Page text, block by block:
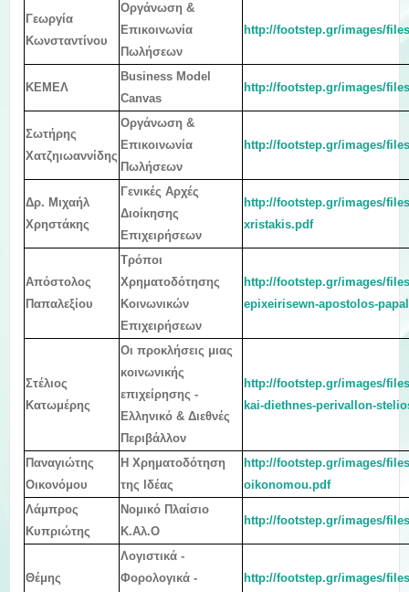
Γεωργία
Κωνσταντίνου
Οργάνωση &
Επικοινωνία
Πωλήσεων
http://footstep.gr/images/
ΚΕΜΕΛ
Business Model
Canvas
http://footstep.gr/images/
Σωτήρης
Χατζηιωαννίδης
Οργάνωση &
Επικοινωνία
Πωλήσεων
http://footstep.gr/images/
Δρ. Μιχαήλ
Χρηστάκης
Γενικές Αρχές
Διοίκησης
Επιχειρήσεων
http://footstep.gr/images/
xristakis.pdf
Απόστολος
Παπαλεξίου
Τρόποι
Χρηματοδότησης
Κοινωνικών
Επιχειρήσεων
http://footstep.gr/images/
epixeirisewn-apostolos-
Στέλιος
Κατωμέρης
Οι προκλήσεις μιας
κοινωνικής
επιχείρησης -
Ελληνικό & Διεθνές
Περιβάλλον
http://footstep.gr/images/
kai-diethnes-perivallon-
Παναγιώτης
Οικονόμου
Η Χρηματοδότηση
της Ιδέας
http://footstep.gr/images/
oikonomou.pdf
Λάμπρος
Κυπριώτης
Νομικό Πλαίσιο
Κ.Αλ.Ο
http://footstep.gr/images/
Θέμης
Λογιστικά -
Φορολογικά -
http://footstep.gr/images/